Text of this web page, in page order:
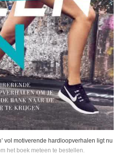
vol motiverende hardloopverhalen ligt nu
het boek meteen te bestellen.